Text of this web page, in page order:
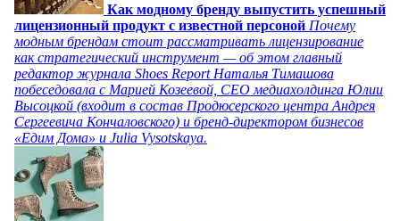
Как модному бренду выпустить успешный
лицензионный продукт с известной персоной Почему
модным брендам стоит рассматривать лицензирование
как стратегический инструмент — об этом главный
редактор журнала Shoes Report Наталья Тимашова
побеседовала с Марией Козеевой, СЕО медиахолдинга Юлии
Высоцкой (входит в состав Продюсерского центра Андрея
Сергеевича Кончаловского) и бренд-директором бизнесов
«Едим Дома» и Julia Vysotskaya.